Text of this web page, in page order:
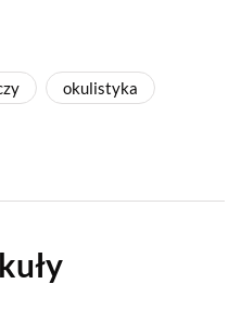
okulistyka